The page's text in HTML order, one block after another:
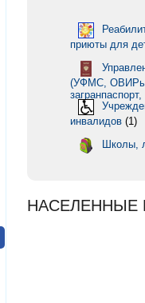
приюты для
(УФМС, ОВИРы,
инвалидов (1)
Школы,
НАСЕЛЕННЫЕ